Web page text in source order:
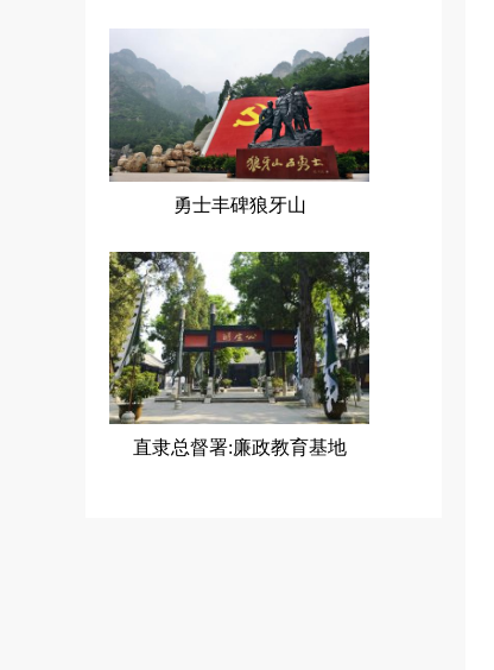
勇士丰碑狼牙山
直隶总督署:廉政教育基地